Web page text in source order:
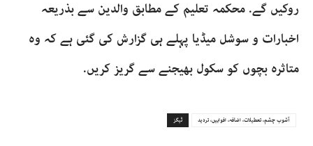
روکیں گے. محکمہ تعلیم کے مطابق والدین سے بذریعہ
اخبارات و سوشل میڈیا پہلے ہی گزارش کی گئی ہے کہ وہ
متاثرہ بچوں کو سکول بھیجنے سے گریز کریں.
ٹیگز آشوب چشم، تعطیلات، اضافہ، افواہیں، تردید